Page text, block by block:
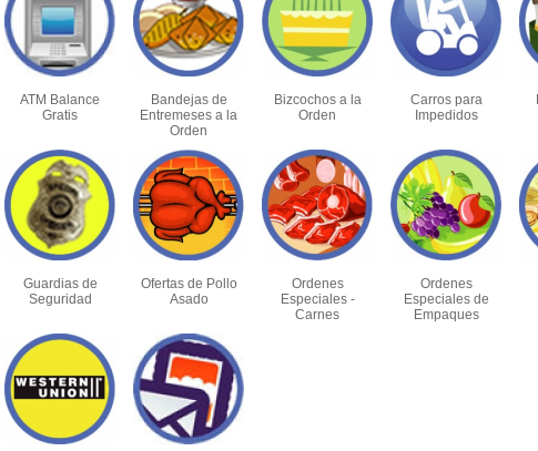
ATM Balance
Gratis
Bandejas de
Entremeses a la
Orden
Bizcochos a la
Orden
Carros para
Impedidos
Guardias de
Seguridad
Ofertas de Pollo
Asado
Ordenes
Especiales -
Carnes
Ordenes
Especiales de
Empaques